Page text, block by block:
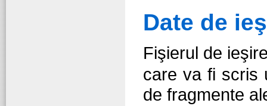
Date de
Fişierul de
care va fi scris
de fragmente